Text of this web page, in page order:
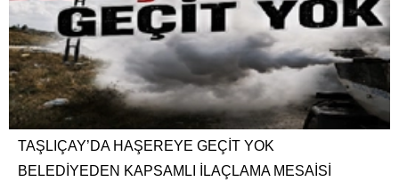
TAŞLIÇAY’DA HAŞEREYE GEÇİT YOK
BELEDİYEDEN KAPSAMLI İLAÇLAMA MESAİSİ